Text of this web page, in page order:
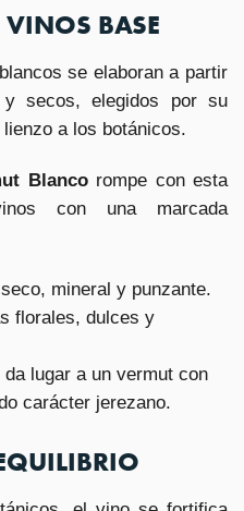
VINOS BASE
se elaboran a partir
secos, elegidos por su
a los botánicos.
Blancorompe con esta
con una marcada
mineral y punzante.
florales, dulces y
lugar a un vermut con
carácter jerezano.